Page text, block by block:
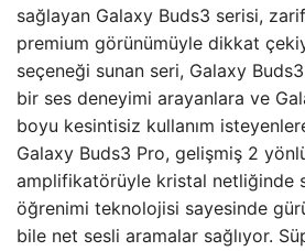
sağlayan Galaxy Buds3 serisi,
premium görünümüyle dikkat
seçeneği sunan seri, Galaxy
bir ses deneyimi arayanlara ve
boyu kesintisiz kullanım
Galaxy Buds3 Pro, gelişmiş 2
amplifikatörüyle kristal netliğinde
öğrenimi teknolojisi sayesinde
bile net sesli aramalar sağlıyor.